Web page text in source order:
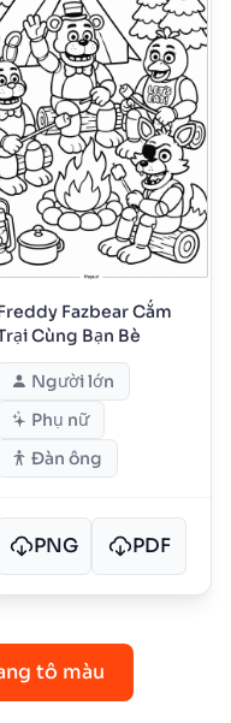
Fazbear Cắm
Cùng Bạn Bè
Người lớn
Phụ nữ
Đàn ông
PNG PDF
tô màu